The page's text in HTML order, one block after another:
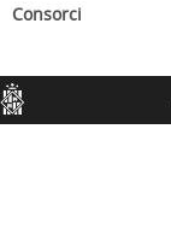
Consorci
Consell